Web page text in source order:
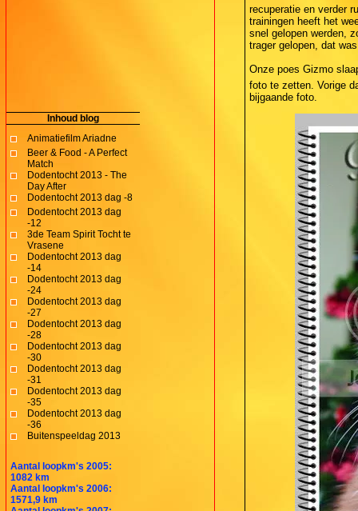
Inhoud blog
Animatiefilm Ariadne
Beer & Food - A Perfect
Match
Dodentocht 2013 - The
Day After
Dodentocht 2013 dag -8
Dodentocht 2013 dag
-12
3de Team Spirit Tocht te
Vrasene
Dodentocht 2013 dag
-14
Dodentocht 2013 dag
-24
Dodentocht 2013 dag
-27
Dodentocht 2013 dag
-28
Dodentocht 2013 dag
-30
Dodentocht 2013 dag
-31
Dodentocht 2013 dag
-35
Dodentocht 2013 dag
-36
Buitenspeeldag 2013
Aantal loopkm's 2005:
1082 km
Aantal loopkm's 2006:
1571,9 km
recuperatie en verder
trainingen heeft het
snel gelopen werden,
trager gelopen, dat
Onze poes Gizmo
foto te zetten. Vorige
bijgaande foto.